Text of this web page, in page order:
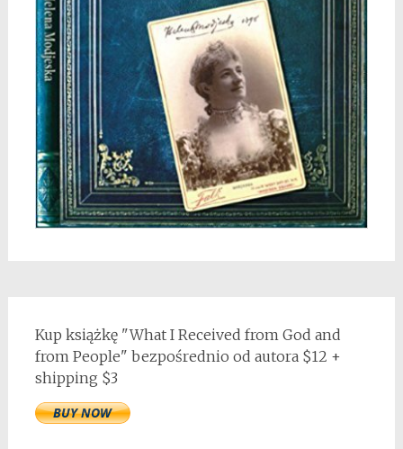
Kup książkę "What I Received from God and
from People" bezpośrednio od autora $12 +
shipping $3